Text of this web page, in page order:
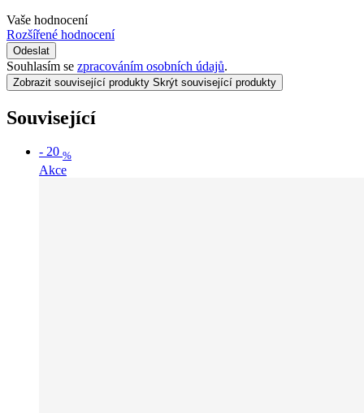
Vaše hodnocení
Rozšířené hodnocení
Odeslat
Souhlasím se zpracováním osobních údajů.
Zobrazit související produkty Skrýt související produkty
Související
- 20 %
Akce